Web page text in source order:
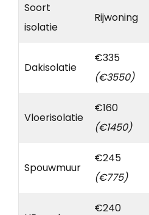
Soort
isolatie
Rijwoning
Dakisolatie
€335
(€3550)
Vloerisolatie
€160
(€1450)
Spouwmuur
€245
(€775)
€240